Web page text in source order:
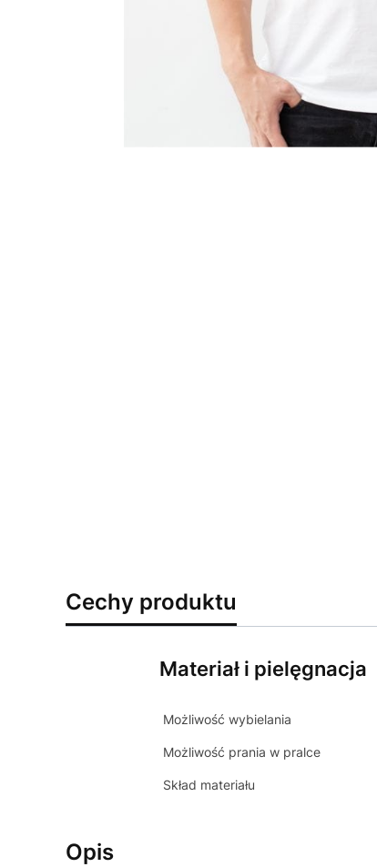
Cechy produktu
Materiał i pielęgnacja
Możliwość wybielania
Możliwość prania w pralce
Skład materiału
Opis